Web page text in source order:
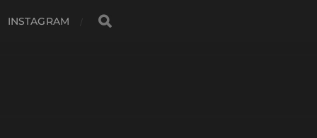
INSTAGRAM